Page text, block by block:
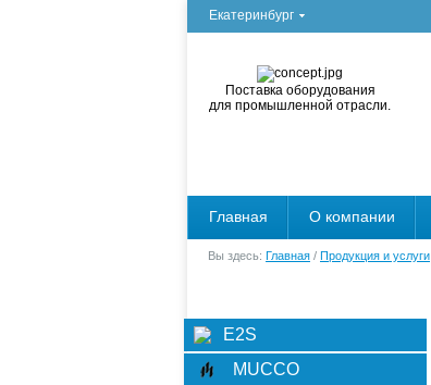
Екатеринбург
Поставка оборудования
для промышленной отрасли.
Главная О компании
Вы здесь: Главная / Продукция и услуги
E2S
MUCCO